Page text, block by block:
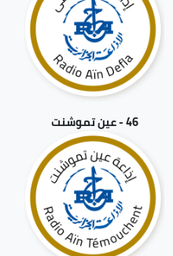
46 - عين تموشنت